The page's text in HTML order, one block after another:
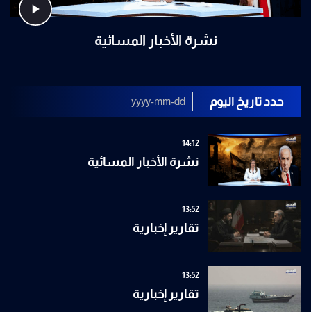
حدد تاريخ اليوم
14:12
نشرة الأخبار المسائية
13:52
تقارير إخبارية
13:52
تقارير إخبارية
نشرة الأخبار المسائية